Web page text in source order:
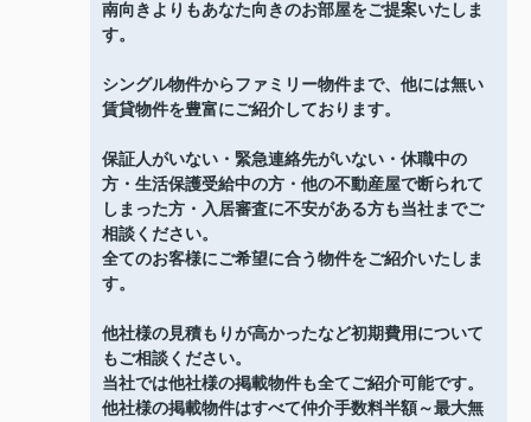
南向きよりもあなた向きのお部屋をご提案いたしま
す。
シングル物件からファミリー物件まで、他には無い
賃貸物件を豊富にご紹介しております。
保証人がいない・緊急連絡先がいない・休職中の
方・生活保護受給中の方・他の不動産屋で断られて
しまった方・入居審査に不安がある方も当社までご
相談ください。
全てのお客様にご希望に合う物件をご紹介いたしま
す。
他社様の見積もりが高かったなど初期費用について
もご相談ください。
当社では他社様の掲載物件も全てご紹介可能です。
他社様の掲載物件はすべて仲介手数料半額～最大無